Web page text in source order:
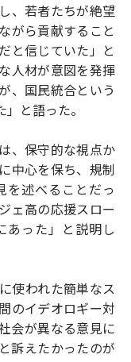
、若者たちが絶望
がら貢献すること
と信じていた」と
人材が意図を発揮
、国民統合という
と語った。
、保守的な視点か
中心を保ち、規制
を述べることだっ
ェ高の応援スロー
あった」と説明し
使われた簡単なス
のイデオロギー対
会が異なる意見に
訴えたかったのが